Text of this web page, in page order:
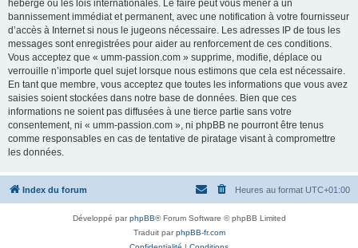
hébergé ou les lois internationales. Le faire peut vous mener à un
bannissement immédiat et permanent, avec une notification à votre fournisseur
d’accès à Internet si nous le jugeons nécessaire. Les adresses IP de tous les
messages sont enregistrées pour aider au renforcement de ces conditions.
Vous acceptez que « umm-passion.com » supprime, modifie, déplace ou
verrouille n’importe quel sujet lorsque nous estimons que cela est nécessaire.
En tant que membre, vous acceptez que toutes les informations que vous avez
saisies soient stockées dans notre base de données. Bien que ces
informations ne soient pas diffusées à une tierce partie sans votre
consentement, ni « umm-passion.com », ni phpBB ne pourront être tenus
comme responsables en cas de tentative de piratage visant à compromettre
les données.
Index du forum Heures au format UTC+01:00
Développé parphpBB® Forum Software © phpBB Limited
Traduit parphpBB-fr.com